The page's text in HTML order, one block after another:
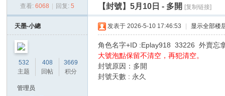
查看: 6068 回复: 5 【封號】5月10日 - 多開 [复制链接]
天墨-小總
532
主题
408
回帖
3669
积分
管理员
发表于 2026-5-10 17:46:53 显示全部楼
角色名字+ID :Eplay918 33226 外賣
大號泡點保留不清空，再犯清空。
封號原因：多開
封號天數 : 永久